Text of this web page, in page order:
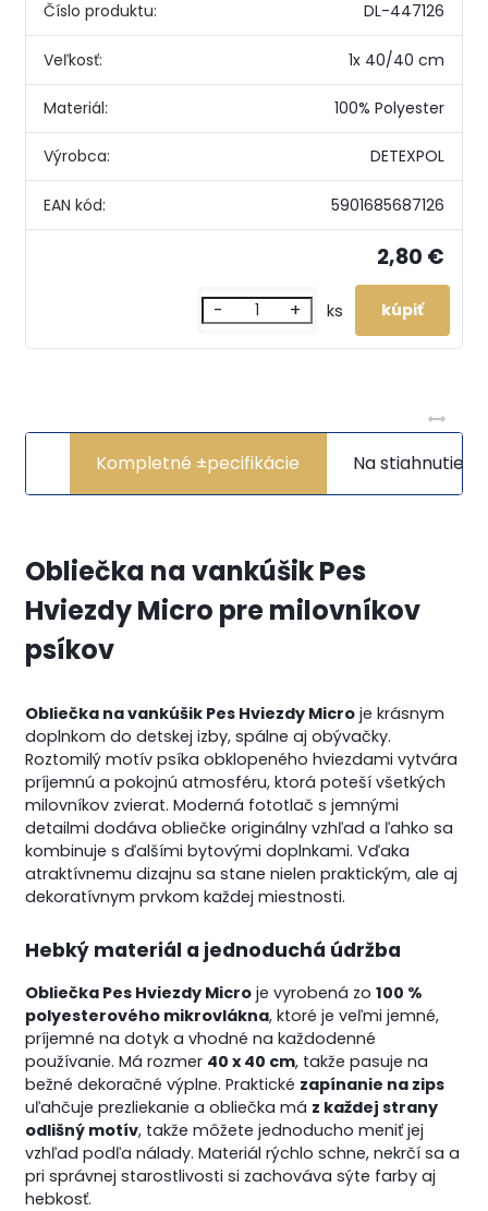
Číslo produktu: DL-447126
Veľkosť: 1x 40/40 cm
Materiál: 100% Polyester
Výrobca: DETEXPOL
EAN kód: 5901685687126
2,80 €
- + ks
Kompletné ±pecifikácie Na stiahnutie
Obliečka na vankúšik Pes
Hviezdy Micro pre milovníkov
psíkov
Obliečka na vankúšik Pes Hviezdy Micro je krásnym
doplnkom do detskej izby, spálne aj obývačky.
Roztomilý motív psíka obklopeného hviezdami vytvára
príjemnú a pokojnú atmosféru, ktorá poteší všetkých
milovníkov zvierat. Moderná fototlač s jemnými
detailmi dodáva obliečke originálny vzhľad a ľahko sa
kombinuje s ďalšími bytovými doplnkami. Vďaka
atraktívnemu dizajnu sa stane nielen praktickým, ale aj
dekoratívnym prvkom každej miestnosti.
Hebký materiál a jednoduchá údržba
Obliečka Pes Hviezdy Micro je vyrobená zo100 %
polyesterového mikrovlákna, ktoré je veľmi jemné,
príjemné na dotyk a vhodné na každodenné
používanie. Má rozmer 40 x 40 cm, takže pasuje na
bežné dekoračné výplne. Praktické zapínanie na zips
uľahčuje prezliekanie a obliečka má z každej strany
odlišný motív, takže môžete jednoducho meniť jej
vzhľad podľa nálady. Materiál rýchlo schne, nekrčí sa a
pri správnej starostlivosti si zachováva sýte farby aj
hebkosť.